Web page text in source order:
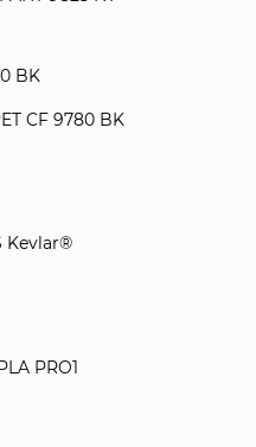
CF 9780 BK
Kevlar®
PRO1